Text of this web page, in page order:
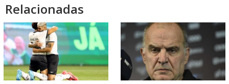
Relacionadas